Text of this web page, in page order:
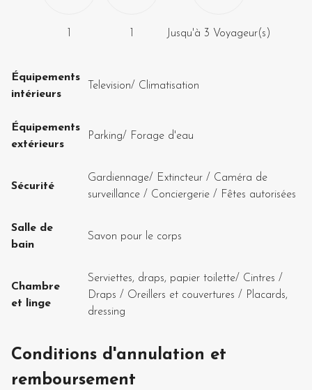
1 1 Jusqu'à 3 Voyageur(s)
Équipements
intérieurs
Television/ Climatisation
Équipements
extérieurs
Parking/ Forage d'eau
Sécurité
Gardiennage/ Extincteur / Caméra de
surveillance / Conciergerie / Fêtes autorisées
Salle de
bain
Savon pour le corps
Chambre
et linge
Serviettes, draps, papier toilette/ Cintres /
Draps / Oreillers et couvertures / Placards,
dressing
Conditions d'annulation et
remboursement